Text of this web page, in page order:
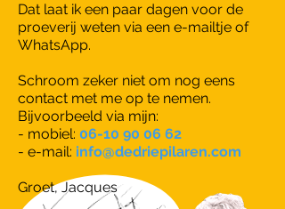
Dat laat ik een paar dagen voor de
proeverij weten via een e-mailtje of
WhatsApp.
Schroom zeker niet om nog eens
contact met me op te nemen.
Bijvoorbeeld via mijn:
- mobiel: 06-10 90 06 62
- e-mail: info@dedriepilaren.com
Groet, Jacques